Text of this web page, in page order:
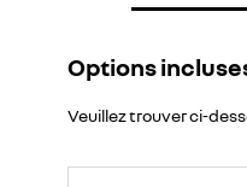
Options
Veuillez trouver ci-